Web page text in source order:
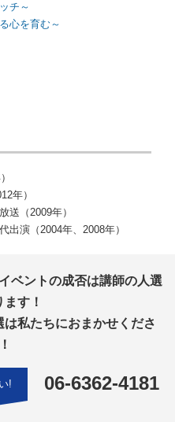
チ～
心を育む～
年）
送（2009年）
出演（2004年、2008年）
ベントの成否は講師の人選
す！
私たちにおまかせくださ
! 06-6362-4181